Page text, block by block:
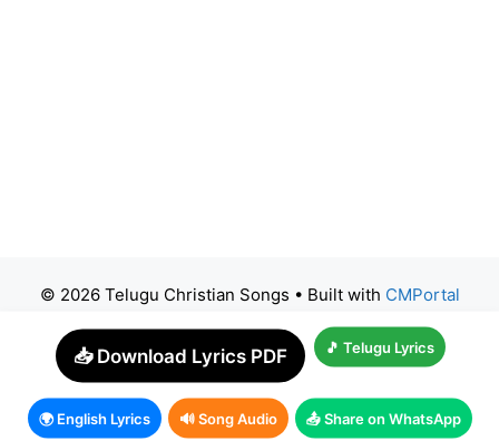
© 2026 Telugu Christian Songs • Built with CMPortal
📥 Download Lyrics PDF 🎵 Telugu Lyrics
🌍 English Lyrics 🔊 Song Audio 📤 Share on WhatsApp